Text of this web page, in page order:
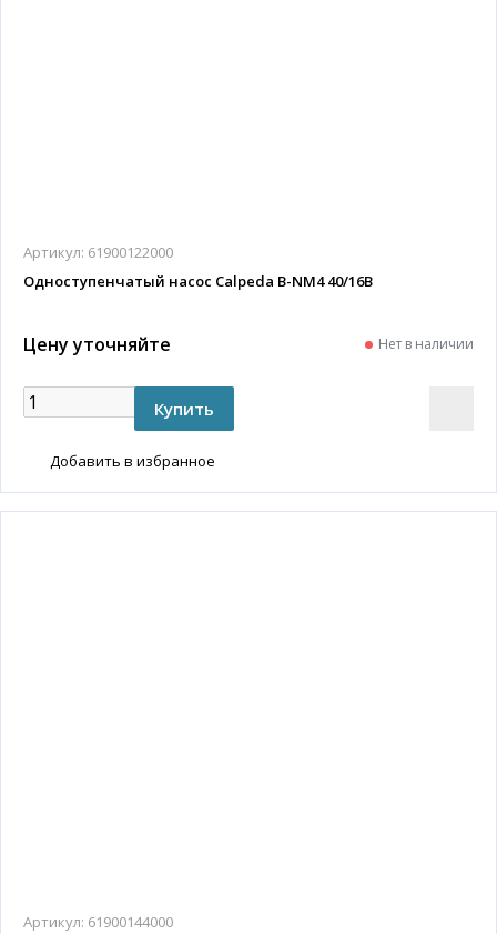
Артикул: 61900122000
Одноступенчатый насос Calpeda B-NM4 40/16B
Цену уточняйте Нет в наличии
Добавить в избранное
Артикул: 61900144000